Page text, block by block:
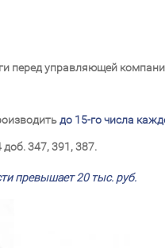
перед управляющей
до 15-го числа
347, 391, 387.
превышает 20 тыс. руб.